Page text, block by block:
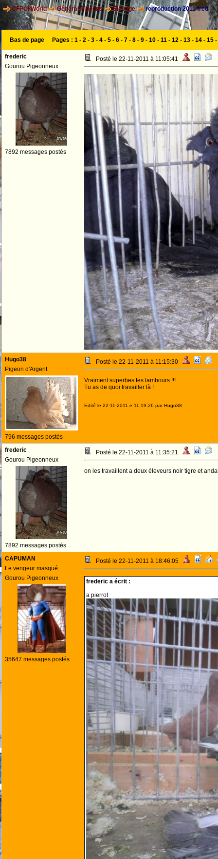
CFPOI World Général Pigeons Elevage reproduction 2011 fred
Bas de page Pages : 1 - 2 - 3 - 4 - 5 - 6 - 7 - 8 - 9 - 10 - 11 - 12 - 13 - 14 - 15 -
frederic
Gourou Pigeonneux
7892 messages postés
Posté le 22-11-2011 à 11:05:41
Hugo38
Pigeon d'Argent
796 messages postés
Posté le 22-11-2011 à 11:15:30
Vraiment superbes tes tambours !!!
Tu as de quoi travailler là !
Edité le 22-11-2011 e 11:19:26 par Hugo38
frederic
Gourou Pigeonneux
7892 messages postés
Posté le 22-11-2011 à 11:35:21
on les travaillent a deux éleveurs noir tigre et
CAPUMAN
Le vengeur masqué
Gourou Pigeonneux
35647 messages postés
Posté le 22-11-2011 à 18:46:05
frederic a écrit :
a pierrot